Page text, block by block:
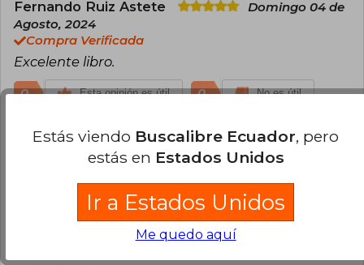
Fernando Ruiz Astete
Domingo 04 de
Agosto, 2024
Compra Verificada
Excelente libro.
0 Esta opinión es útil 0 No es útil
¿Leíste este libro? Inicia sesiónpara poder
agregar tu propia evaluación.
100% (2)
0% (0)
Estás viendo Buscalibre Ecuador, pero
estás en Estados Unidos
Ir a Estados Unidos
Me quedo aquí